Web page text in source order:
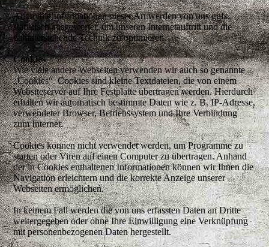
Anonyme Informationen dieser Art werden von uns ggfs.
statistisch ausgewertet, um unseren Internetauftritt und die
dahinterstehende Technik zu optimieren.
Cookies
Wie viele andere Webseiten verwenden wir auch so genannte
„Cookies“. Cookies sind kleine Textdateien, die von einem
Websiteserver auf Ihre Festplatte übertragen werden. Hierdurch
erhalten wir automatisch bestimmte Daten wie z. B. IP-Adresse,
verwendeter Browser, Betriebssystem und Ihre Verbindung
zum Internet.
Cookies können nicht verwendet werden, um Programme zu
starten oder Viren auf einen Computer zu übertragen. Anhand
der in Cookies enthaltenen Informationen können wir Ihnen die
Navigation erleichtern und die korrekte Anzeige unserer
Webseiten ermöglichen.
In keinem Fall werden die von uns erfassten Daten an Dritte
weitergegeben oder ohne Ihre Einwilligung eine Verknüpfung
mit personenbezogenen Daten hergestellt.